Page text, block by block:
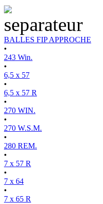
BALLES FIP APPROCHE
•
243 Win.
•
6,5 x 57
•
6,5 x 57 R
•
270 WIN.
•
270 W.S.M.
•
280 REM.
•
7 x 57 R
•
7 x 64
•
7 x 65 R